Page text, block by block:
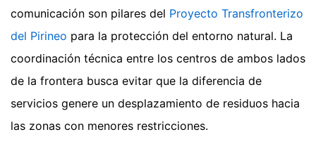
comunicación son pilares del Proyecto Transfronterizo
del Pirineo para la protección del entorno natural. La
coordinación técnica entre los centros de ambos lados
de la frontera busca evitar que la diferencia de
servicios genere un desplazamiento de residuos hacia
las zonas con menores restricciones.